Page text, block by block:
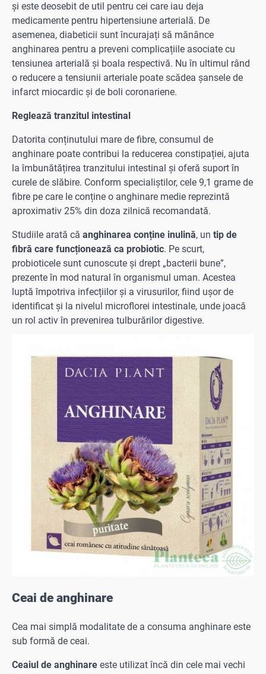
și este deosebit de util pentru cei care iau deja
medicamente pentru hipertensiune arterială. De
asemenea, diabeticii sunt încurajați să mănânce
anghinarea pentru a preveni complicațiile asociate cu
tensiunea arterială și boala respectivă. Nu în ultimul rând
o reducere a tensiunii arteriale poate scădea șansele de
infarct miocardic și de boli coronariene.
Reglează tranzitul intestinal
Datorita conținutului mare de fibre, consumul de
anghinare poate contribui la reducerea constipației, ajuta
la îmbunătățirea tranzitului intestinal și oferă suport în
curele de slăbire. Conform specialiștilor, cele 9,1 grame de
fibre pe care le conține o anghinare medie reprezintă
aproximativ 25% din doza zilnică recomandată.
Studiile arată că anghinarea conține inulină, un tip de
fibră care funcționează ca probiotic. Pe scurt,
probioticele sunt cunoscute și drept „bacterii bune”,
prezente în mod natural în organismul uman. Acestea
luptă împotriva infecțiilor și a virusurilor, fiind ușor de
identificat și la nivelul microflorei intestinale, unde joacă
un rol activ în prevenirea tulburărilor digestive.
Ceai de anghinare
Cea mai simplă modalitate de a consuma anghinare este
sub formă de ceai.
Ceaiul de anghinare este utilizat încă din cele mai vechi